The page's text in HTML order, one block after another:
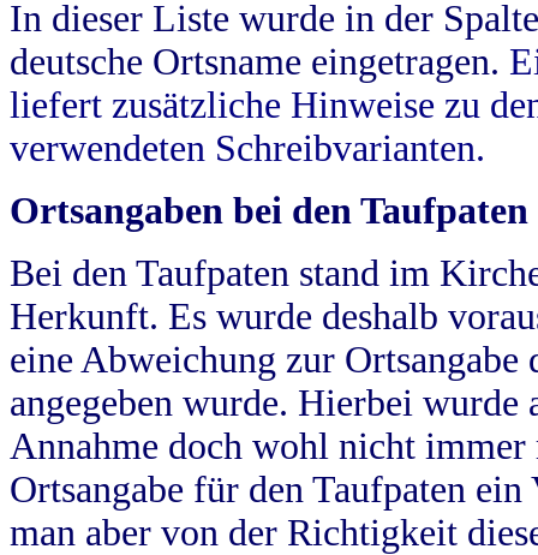
In dieser Liste wurde in der
deutsche Ortsname eingetragen.
liefert zusätzliche Hinweise zu
verwendeten Schreibvarianten.
Ortsangaben bei den Taufpaten
Bei den Taufpaten stand im
Herkunft. Es wurde deshalb
eine Abweichung zur
angegeben wurde. Hierbei wurde
Annahme doch wohl nicht
Ortsangabe für den Taufpaten
man aber von der Richtigkeit